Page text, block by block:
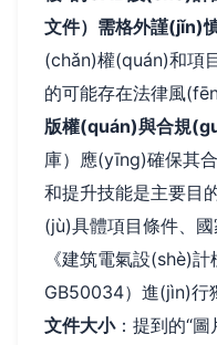
文件）需格外謹(jǐn)
(chǎn)權(quán)和項
的可能存在法律風
版權(quán)與合規
庫）應(yīng)確保其
和提升技能是主要目
(jù)具體項目條件、
《建筑電氣設(shè)
GB50034）進(jìn)行
文件大小：提到的“圖